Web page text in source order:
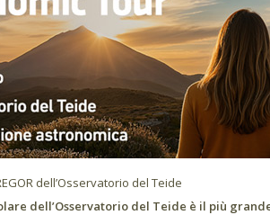
dell’Osservatorio del Teide
dell’Osservatorio del Teide è il più